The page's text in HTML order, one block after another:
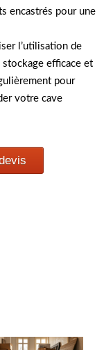
encastrés pour une
l’utilisation de
stockage efficace et
pour
votre cave